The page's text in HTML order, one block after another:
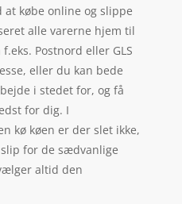
købe online og slippe
alle varerne hjem til
Postnord eller GLS
eller du kan bede
i stedet for, og få
for dig. I
kø køen er der slet ikke,
for de sædvanlige
altid den